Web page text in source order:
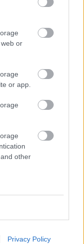
or
or app.
other
Privacy Policy
is ajánljuk:
Elliotként éli
milyen is a
mindenkié?